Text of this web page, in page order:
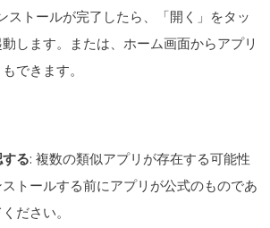
ストールが完了したら、「開く」をタッ
します。または、ホーム画面からアプリ
できます。
る: 複数の類似アプリが存在する可能性
トールする前にアプリが公式のものであ
ださい。